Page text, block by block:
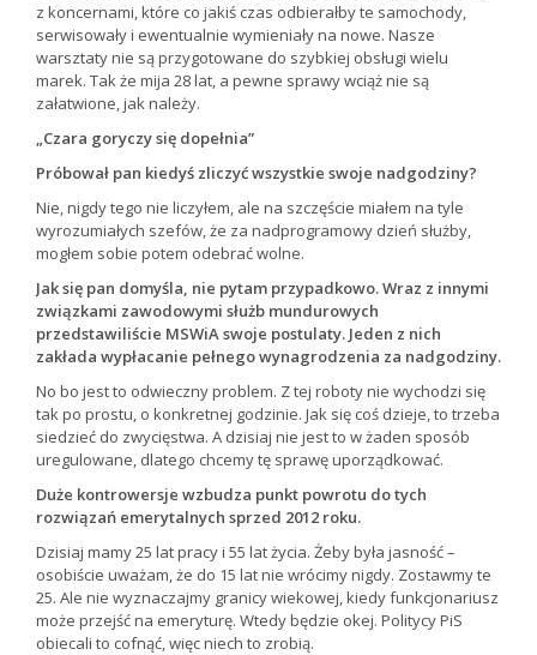
z koncernami, które co jakiś czas odbierałby te samochody,
serwisowały i ewentualnie wymieniały na nowe. Nasze
warsztaty nie są przygotowane do szybkiej obsługi wielu
marek. Tak że mija 28 lat, a pewne sprawy wciąż nie są
załatwione, jak należy.
„Czara goryczy się dopełnia”
Próbował pan kiedyś zliczyć wszystkie swoje nadgodziny?
Nie, nigdy tego nie liczyłem, ale na szczęście miałem na tyle
wyrozumiałych szefów, że za nadprogramowy dzień służby,
mogłem sobie potem odebrać wolne.
Jak się pan domyśla, nie pytam przypadkowo. Wraz z innymi
związkami zawodowymi służb mundurowych
przedstawiliście MSWiA swoje postulaty. Jeden z nich
zakłada wypłacanie pełnego wynagrodzenia za nadgodziny.
No bo jest to odwieczny problem. Z tej roboty nie wychodzi się
tak po prostu, o konkretnej godzinie. Jak się coś dzieje, to trzeba
siedzieć do zwycięstwa. A dzisiaj nie jest to w żaden sposób
uregulowane, dlatego chcemy tę sprawę uporządkować.
Duże kontrowersje wzbudza punkt powrotu do tych
rozwiązań emerytalnych sprzed 2012 roku.
Dzisiaj mamy 25 lat pracy i 55 lat życia. Żeby była jasność –
osobiście uważam, że do 15 lat nie wrócimy nigdy. Zostawmy te
25. Ale nie wyznaczajmy granicy wiekowej, kiedy funkcjonariusz
może przejść na emeryturę. Wtedy będzie okej. Politycy PiS
obiecali to cofnąć, więc niech to zrobią.